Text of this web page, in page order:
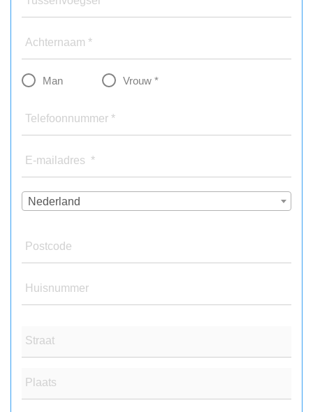
Achternaam *
Man Vrouw *
Telefoonnummer *
E-mailadres *
Nederland
Postcode
Huisnummer
Straat
Plaats